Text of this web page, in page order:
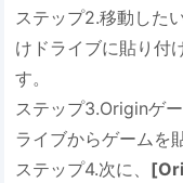
ステップ2.移動した
けドライブに貼り付
す。
ステップ3.Originゲ
ライブからゲームを
ステップ4.次に、